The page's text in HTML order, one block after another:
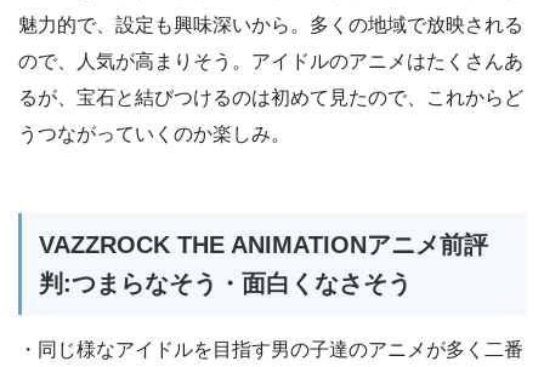
魅力的で、設定も興味深いから。多くの地域で放映される
ので、人気が高まりそう。アイドルのアニメはたくさんあ
るが、宝石と結びつけるのは初めて見たので、これからど
うつながっていくのか楽しみ。
VAZZROCK THE ANIMATIONアニメ前評
判:つまらなそう・面白くなさそう
・同じ様なアイドルを目指す男の子達のアニメが多く二番